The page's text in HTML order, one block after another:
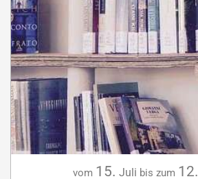
vom 15. Juli bis zum 12.